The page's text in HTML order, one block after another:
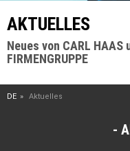
AKTUELLES
Neues von CARL HAAS
FIRMENGRUPPE
DE Aktuelles